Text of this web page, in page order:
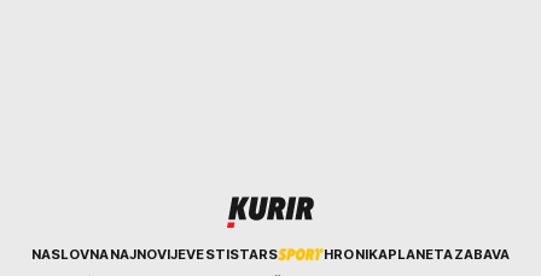
KurirNASLOVNANAJNOVIJEVESTISTARS HRONIKAPLANETAZABAVA